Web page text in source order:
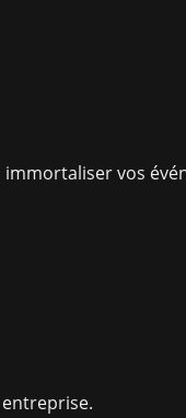
vos